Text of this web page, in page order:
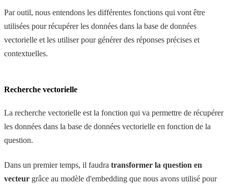
Par outil, nous entendons les différentes fonctions qui vont être
utilisées pour récupérer les données dans la base de données
vectorielle et les utiliser pour générer des réponses précises et
contextuelles.
Recherche vectorielle
La recherche vectorielle est la fonction qui va permettre de récupérer
les données dans la base de données vectorielle en fonction de la
question.
Dans un premier temps, il faudra transformer la question en
vecteur grâce au modèle d'embedding que nous avons utilisé pour